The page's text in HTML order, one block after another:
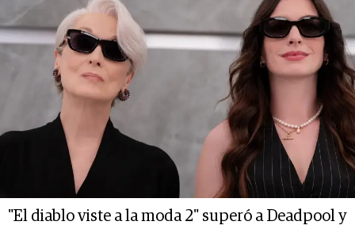
"El diablo viste a la moda 2" superó a Deadpool y